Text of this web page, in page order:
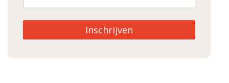
Inschrijven